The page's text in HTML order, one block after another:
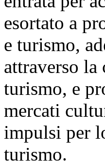
esortato a
e turismo,
attraverso
turismo, e
mercati
impulsi per
turismo.